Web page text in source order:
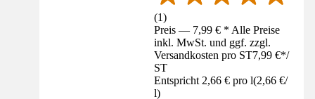
(1)
Preis — 7,99 € * Alle Preise
inkl. MwSt. und ggf. zzgl.
Versandkosten pro ST7,99 €*/
ST
Entspricht 2,66 € pro l(2,66 €/
l)